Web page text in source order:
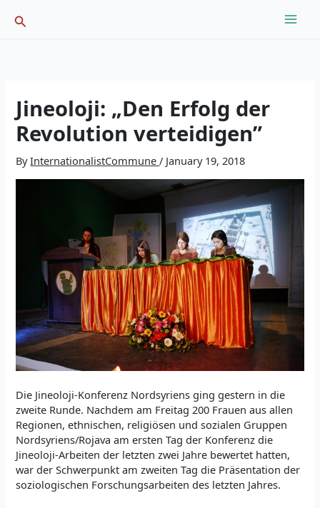
Search
Jineoloji: „Den Erfolg der
Revolution verteidigen”
ByInternationalistCommune/ January 19, 2018
Die Jineoloji-Konferenz Nordsyriens ging gestern in die
zweite Runde. Nachdem am Freitag 200 Frauen aus allen
Regionen, ethnischen, religiösen und sozialen Gruppen
Nordsyriens/Rojava am ersten Tag der Konferenz die
Jineoloji-Arbeiten der letzten zwei Jahre bewertet hatten,
war der Schwerpunkt am zweiten Tag die Präsentation der
soziologischen Forschungsarbeiten des letzten Jahres.